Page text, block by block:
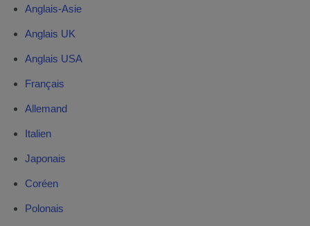
Anglais-Asie
Anglais UK
Anglais USA
Français
Allemand
Italien
Japonais
Coréen
Polonais